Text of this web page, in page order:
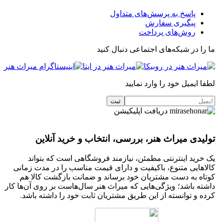
پاسخ به پرسش‌های متداول
پیگیری سفارش
روش‌های پرداخت
ما را در شبکه‌های اجتماعی دنبال کنید
لطفا ایمیل خود را وارد نمایید
دریافت اپلیکیشن
تولیدی میراث هنر، بررسی، انتخاب و خرید آنلاین
یک خرید اینترنتی مطمئن، نیازمند فروشگاهی است که بتواند
کالاهایی متنوع، باکیفیت و دارای قیمت مناسب را در مدت زمانی
کوتاه به دست مشتریان خود برساند و ضمانت بازگشت کالا هم
داشته باشد؛ ویژگی‌هایی که میراث هنر سال‌هاست بر روی آن‌ها کار
کرده و توانسته از این طریق مشتریان ثابت خود را داشته باشد.